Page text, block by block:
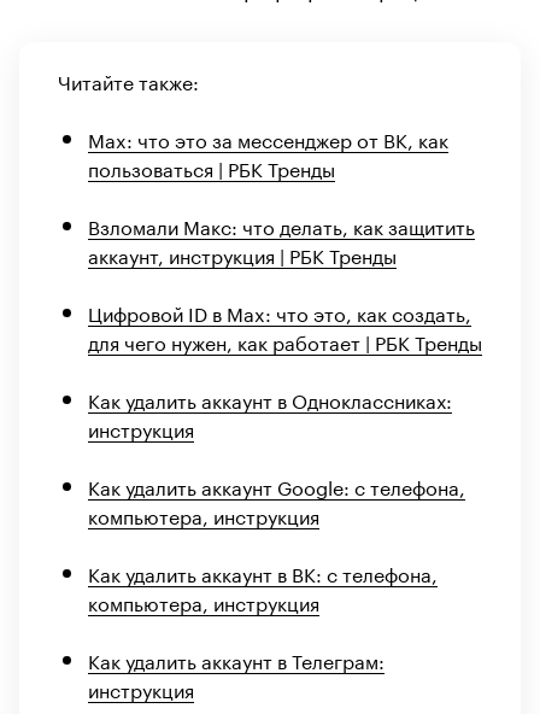
Читайте также:
Max: что это за мессенджер от ВК, как
пользоваться | РБК Тренды
Взломали Макс: что делать, как защитить
аккаунт, инструкция | РБК Тренды
Цифровой ID в Max: что это, как создать,
для чего нужен, как работает | РБК Тренды
Как удалить аккаунт в Одноклассниках:
инструкция
Как удалить аккаунт Google: с телефона,
компьютера, инструкция
Как удалить аккаунт в ВК: с телефона,
компьютера, инструкция
Как удалить аккаунт в Телеграм:
инструкция